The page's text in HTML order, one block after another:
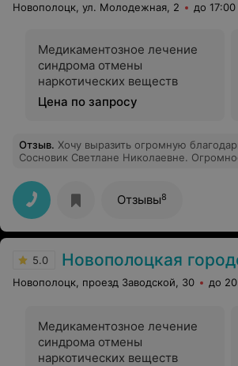
Новополоцк, ул. Молодежная, 2 до 17:00
Медикаментозное лечение
синдрома отмены
наркотических веществ
Цена по запросу
Отзыв. Хочу выразить огромную
Сосновик Светлане Николаевне.
Отзывы8
5.0 Новополоцкая городская
Новополоцк, проезд Заводской, 30 до
Медикаментозное лечение
синдрома отмены
наркотических веществ